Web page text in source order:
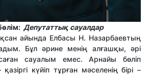
Депутаттық сауалдар
айында Елбасы Н. Назарбаевтың
Бұл әрине менің алғашқы, әрі
сауалым емес. Арнайы бөліп
күйіп тұрған мәселенің бірі –